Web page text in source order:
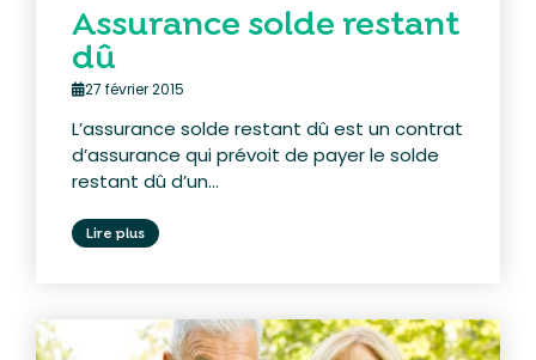
Assurance solde restant
dû
27 février 2015
L’assurance solde restant dû est un contrat
d’assurance qui prévoit de payer le solde
restant dû d’un...
Lire plus